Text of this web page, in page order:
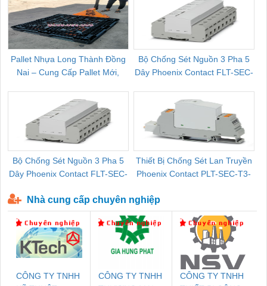
Pallet Nhựa Long Thành Đồng
Nai – Cung Cấp Pallet Mới,
Bộ Chống Sét Nguồn 3 Pha 5
Dây Phoenix Contact FLT-SEC-
Bộ Chống Sét Nguồn 3 Pha 5
Dây Phoenix Contact FLT-SEC-
Thiết Bị Chống Sét Lan Truyền
Phoenix Contact PLT-SEC-T3-
Nhà cung cấp chuyên nghiệp
CÔNG TY TNHH
CÔNG TY TNHH
CÔNG TY TNHH